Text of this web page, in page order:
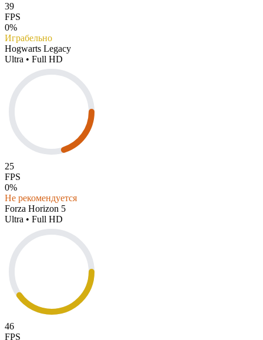
39
FPS
0%
Играбельно
Hogwarts Legacy
Ultra • Full HD
25
FPS
0%
Не рекомендуется
Forza Horizon 5
Ultra • Full HD
46
FPS